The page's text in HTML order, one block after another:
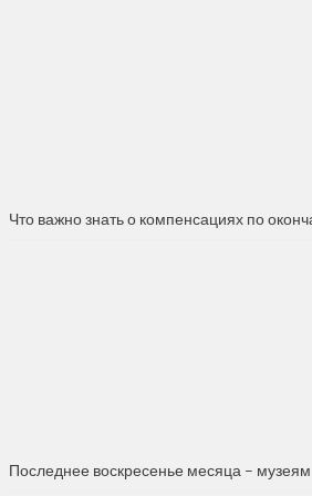
Что важно знать о компенсациях по
Последнее воскресенье месяца – музеям